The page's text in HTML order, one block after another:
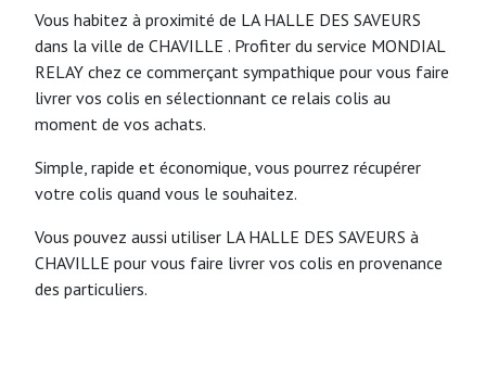
Vous habitez à proximité de LA HALLE DES SAVEURS
dans la ville de CHAVILLE . Profiter du service MONDIAL
RELAY chez ce commerçant sympathique pour vous faire
livrer vos colis en sélectionnant ce relais colis au
moment de vos achats.
Simple, rapide et économique, vous pourrez récupérer
votre colis quand vous le souhaitez.
Vous pouvez aussi utiliser LA HALLE DES SAVEURS à
CHAVILLE pour vous faire livrer vos colis en provenance
des particuliers.